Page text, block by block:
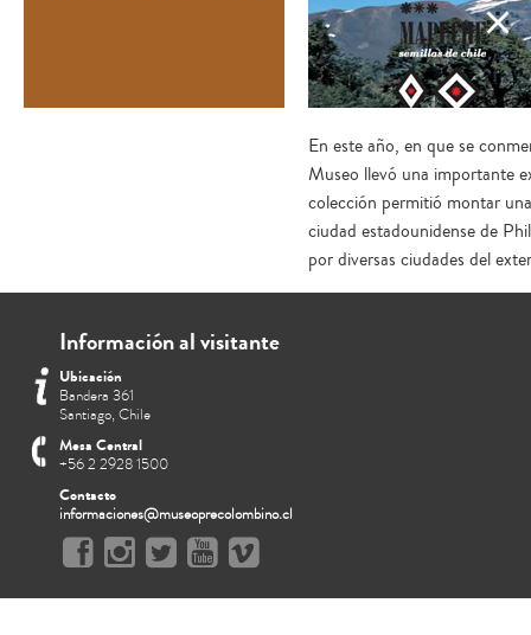
En este año, en que se
Museo llevó una importante
colección permitió montar
ciudad estadounidense de
por diversas ciudades del
Información al visitante
Ubicación
Bandera 361
Santiago, Chile
Mesa Central
+56 2 2928 1500
Contacto
informaciones@museoprecolombino.cl